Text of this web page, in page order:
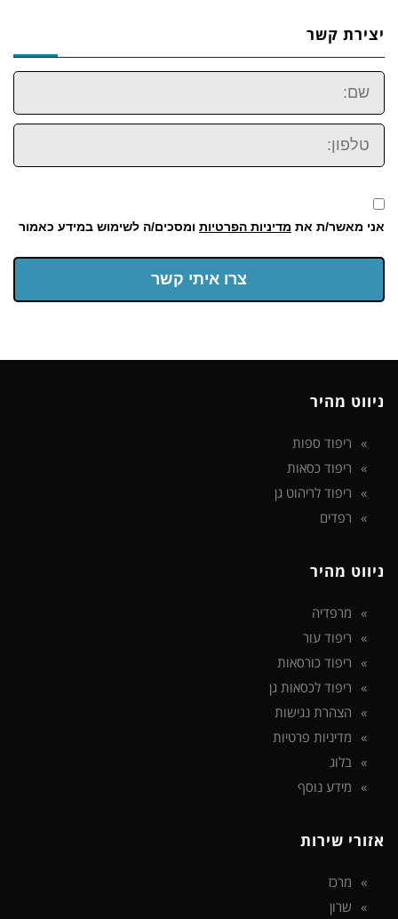
יצירת קשר
שם:
טלפון:
אני מאשר/ת את מדיניות הפרטיות ומסכים/ה לשימוש במידע כאמור
צרו איתי קשר
ניווט מהיר
ריפוד ספות
ריפוד כסאות
ריפוד לריהוט גן
רפדים
ניווט מהיר
מרפדיה
ריפוד עור
ריפוד כורסאות
ריפוד לכסאות גן
הצהרת נגישות
מדיניות פרטיות
בלוג
מידע נוסף
אזורי שירות
מרכז
שרון